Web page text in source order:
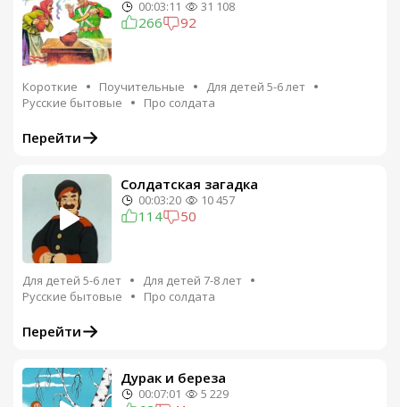
00:03:11 31 108
266 92
Короткие Поучительные
Для детей 5-6 лет
Русские бытовые
Про солдата
Перейти
Солдатская загадка
00:03:20 10 457
114 50
Для детей 5-6 лет
Для детей 7-8 лет
Русские бытовые
Про солдата
Перейти
Дурак и береза
00:07:01 5 229